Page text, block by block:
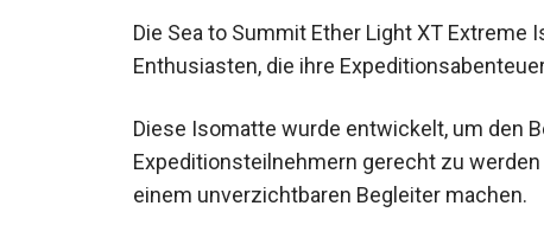
Die Sea to Summit Ether Light XT Extreme
Enthusiasten, die ihre
Diese Isomatte wurde entwickelt, um den
Expeditionsteilnehmern gerecht zu
einem unverzichtbaren Begleiter machen.